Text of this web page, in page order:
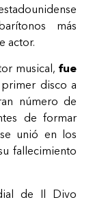
más
actor.
musical,fue
disco a
número de
de formar
unió en los
fallecimiento
de Il Divo